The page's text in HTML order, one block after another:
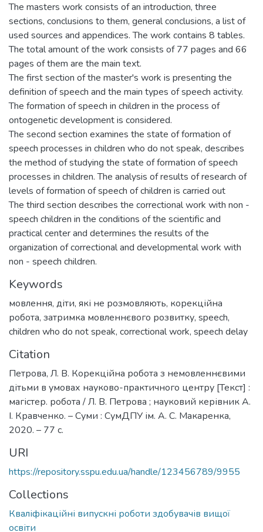
The masters work consists of an introduction, three
sections, conclusions to them, general conclusions, a list of
used sources and appendices. The work contains 8 tables.
The total amount of the work consists of 77 pages and 66
pages of them are the main text.
The first section of the master's work is presenting the
definition of speech and the main types of speech activity.
The formation of speech in children in the process of
ontogenetic development is considered.
The second section examines the state of formation of
speech processes in children who do not speak, describes
the method of studying the state of formation of speech
processes in children. The analysis of results of research of
levels of formation of speech of children is carried out
The third section describes the correctional work with non -
speech children in the conditions of the scientific and
practical center and determines the results of the
organization of correctional and developmental work with
non - speech children.
Keywords
мовлення, діти, які не розмовляють, корекційна
робота, затримка мовленнєвого розвитку, speech,
children who do not speak, correctional work, speech delay
Citation
Петрова, Л. В. Корекційна робота з немовленнєвими
дітьми в умовах науково-практичного центру [Текст] :
магістер. робота / Л. В. Петрова ; науковий керівник А.
І. Кравченко. – Суми : СумДПУ ім. А. С. Макаренка,
2020. – 77 с.
URI
https://repository.sspu.edu.ua/handle/123456789/9955
Collections
Кваліфікаційні випускні роботи здобувачів вищої
освіти